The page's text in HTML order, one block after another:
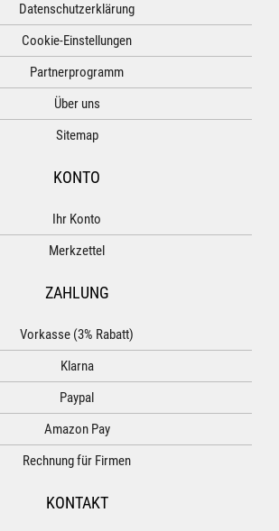
Datenschutzerklärung
Cookie-Einstellungen
Partnerprogramm
Über uns
Sitemap
KONTO
Ihr Konto
Merkzettel
ZAHLUNG
Vorkasse (3% Rabatt)
Klarna
Paypal
Amazon Pay
Rechnung für Firmen
KONTAKT